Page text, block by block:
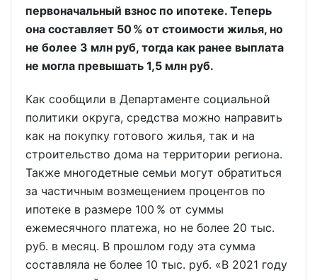
первоначальный взнос по ипотеке. Теперь
она составляет 50 % от стоимости жилья, но
не более 3 млн руб, тогда как ранее выплата
не могла превышать 1,5 млн руб.
Как сообщили в Департаменте социальной
политики округа, средства можно направить
как на покупку готового жилья, так и на
строительство дома на территории региона.
Также многодетные семьи могут обратиться
за частичным возмещением процентов по
ипотеке в размере 100 % от суммы
ежемесячного платежа, но не более 20 тыс.
руб. в месяц. В прошлом году эта сумма
составляла не более 10 тыс. руб. «В 2021 году